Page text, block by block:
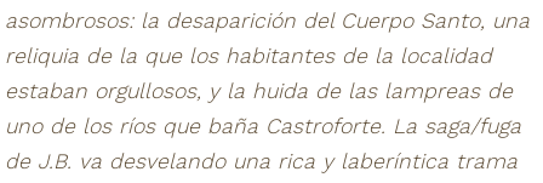
asombrosos: la desaparición del Cuerpo Santo, una
reliquia de la que los habitantes de la localidad
estaban orgullosos, y la huida de las lampreas de
uno de los ríos que baña Castroforte. La saga/fuga
de J.B. va desvelando una rica y laberíntica trama